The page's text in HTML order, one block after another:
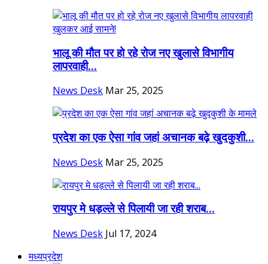
भालू की मौत पर हो रहे रोज नए खुलासे विभागीय
लापरवाही...
News Desk Mar 25, 2025
प्रदेश का एक ऐसा गांव जहां अचानक बढ़े खुदकुशी...
News Desk Mar 25, 2025
रायपुर मे धड़ल्ले से पिलायी जा रही शराब...
News Desk Jul 17, 2024
मध्यप्रदेश